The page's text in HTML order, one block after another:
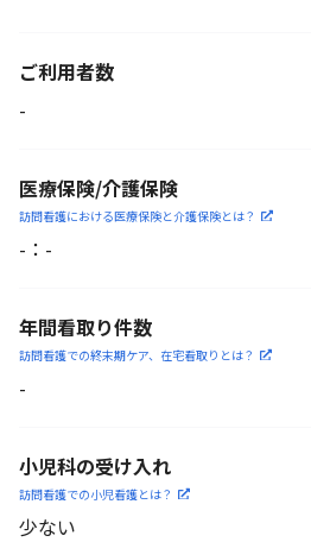
ご利用者数
-
医療保険/介護保険
訪問看護における医療保険と介護保険とは？
- ： -
年間看取り件数
訪問看護での終末期ケア、 在宅看取りとは？
-
小児科の受け入れ
訪問看護での小児看護とは？
少ない